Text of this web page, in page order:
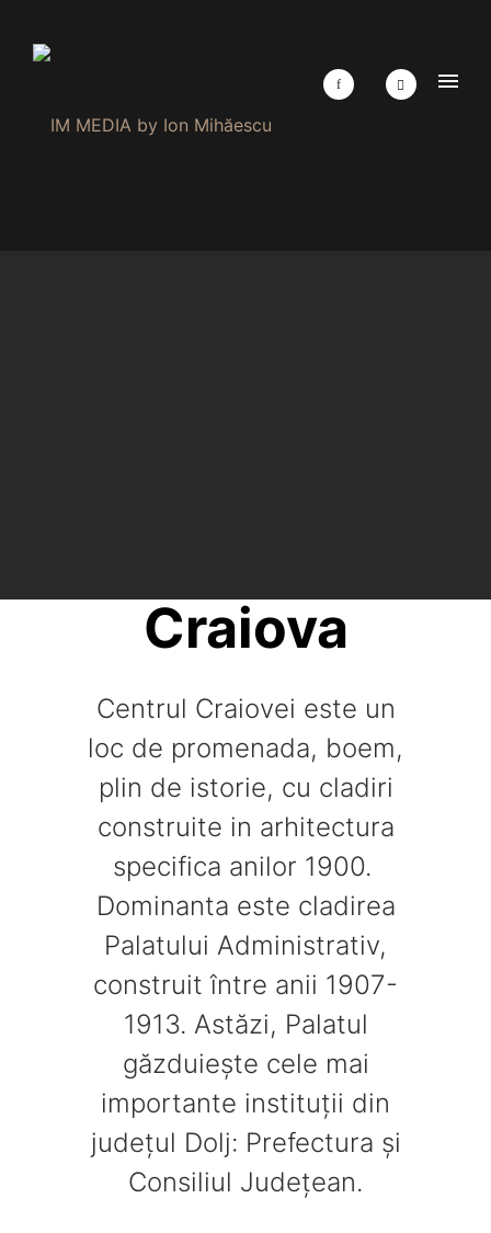
Craiova
Centrul Craiovei este un
loc de promenada, boem,
plin de istorie, cu cladiri
construite in arhitectura
specifica anilor 1900.
Dominanta este cladirea
Palatului Administrativ,
construit între anii 1907-
1913. Astăzi, Palatul
găzduiește cele mai
importante instituții din
județul Dolj: Prefectura și
Consiliul Județean.